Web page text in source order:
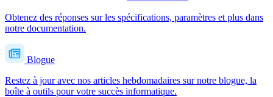
Obtenez des réponses sur les spécifications, paramètres et plus dans
notre documentation.
Blogue
Restez à jour avec nos articles hebdomadaires sur notre blogue, la
boîte à outils pour votre succès informatique.